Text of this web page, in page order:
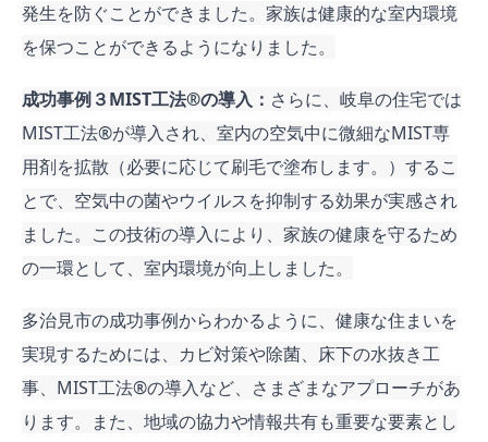
発生を防ぐことができました。家族は健康的な室内環境
を保つことができるようになりました。
成功事例３MIST工法®︎の導入： さらに、岐阜の住宅では
MIST工法®︎が導入され、室内の空気中に微細なMIST専
用剤を拡散（必要に応じて刷毛で塗布します。）するこ
とで、空気中の菌やウイルスを抑制する効果が実感され
ました。この技術の導入により、家族の健康を守るため
の一環として、室内環境が向上しました。
多治見市の成功事例からわかるように、健康な住まいを
実現するためには、カビ対策や除菌、床下の水抜き工
事、MIST工法®︎の導入など、さまざまなアプローチがあ
ります。また、地域の協力や情報共有も重要な要素とし